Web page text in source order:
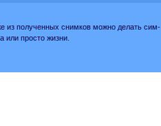
из полученных снимков можно делать сим-
или просто жизни.